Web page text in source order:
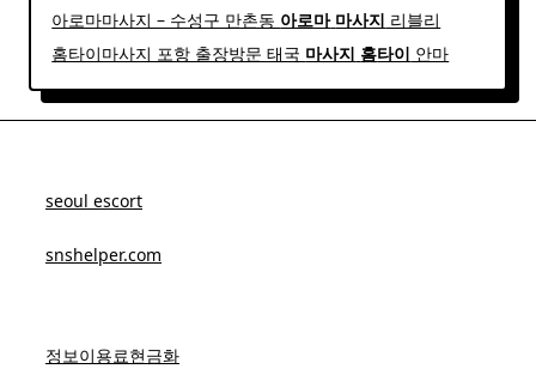
아로마마사지 – 수성구 만촌동 아로마 마사지 리블리
홈타이마사지 포항 출장방문 태국 마사지 홈타이 안마​
seoul escort
snshelper.com
정보이용료현금화